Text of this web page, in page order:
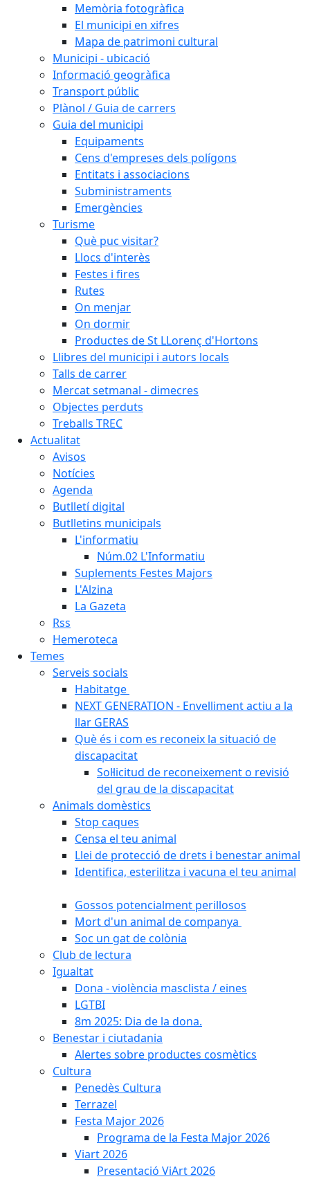
Memòria fotogràfica
El municipi en xifres
Mapa de patrimoni cultural
Municipi - ubicació
Informació geogràfica
Transport públic
Plànol / Guia de carrers
Guia del municipi
Equipaments
Cens d'empreses dels polígons
Entitats i associacions
Subministraments
Emergències
Turisme
Què puc visitar?
Llocs d'interès
Festes i fires
Rutes
On menjar
On dormir
Productes de St LLorenç d'Hortons
Llibres del municipi i autors locals
Talls de carrer
Mercat setmanal - dimecres
Objectes perduts
Treballs TREC
Actualitat
Avisos
Notícies
Agenda
Butlletí digital
Butlletins municipals
L'informatiu
Núm.02 L'Informatiu
Suplements Festes Majors
L'Alzina
La Gazeta
Rss
Hemeroteca
Temes
Serveis socials
Habitatge
NEXT GENERATION - Envelliment actiu a la
llar GERAS
Què és i com es reconeix la situació de
discapacitat
Sol·licitud de reconeixement o revisió
del grau de la discapacitat
Animals domèstics
Stop caques
Censa el teu animal
Llei de protecció de drets i benestar animal
Identifica, esterilitza i vacuna el teu animal
Gossos potencialment perillosos
Mort d'un animal de companya
Soc un gat de colònia
Club de lectura
Igualtat
Dona - violència masclista / eines
LGTBI
8m 2025: Dia de la dona.
Benestar i ciutadania
Alertes sobre productes cosmètics
Cultura
Penedès Cultura
Terrazel
Festa Major 2026
Programa de la Festa Major 2026
Viart 2026
Presentació ViArt 2026